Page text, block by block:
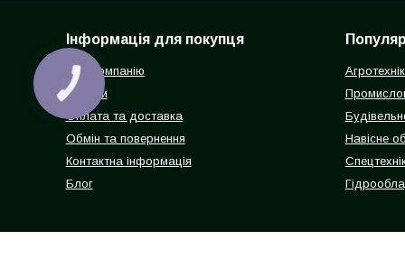
Інформація для покупця
Про компанію
Відгуки
Оплата та доставка
Обмін та повернення
Контактна інформація
Блог
Навісне
КНОПКА
ЗВ'ЯЗКУ